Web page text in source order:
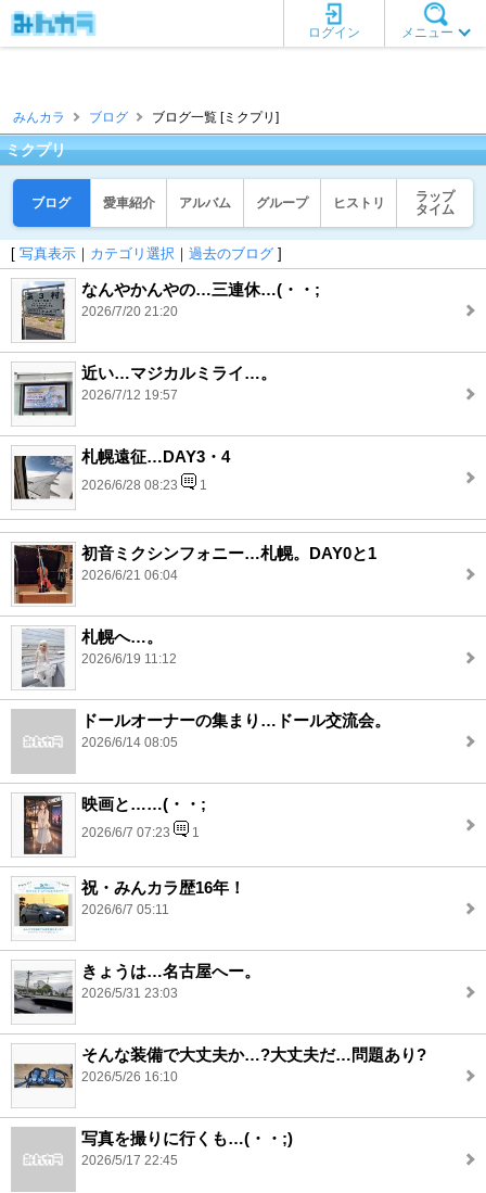
メニュー
ログイン
みんカラ ブログ ブログ一覧 [ミクプリ]
ミクプリ
ブログ 愛車紹介 アルバム グループ ヒストリ
ラップ
タイム
[ 写真表示 ｜ カテゴリ選択 ｜ 過去のブログ ]
なんやかんやの…三連休…(・・;
2026/7/20 21:20
近い…マジカルミライ…。
2026/7/12 19:57
札幌遠征…DAY3・4
2026/6/28 08:23 1
初音ミクシンフォニー…札幌。DAY0と1
2026/6/21 06:04
札幌へ…。
2026/6/19 11:12
ドールオーナーの集まり…ドール交流会。
2026/6/14 08:05
映画と……(・・;
2026/6/7 07:23 1
祝・みんカラ歴16年！
2026/6/7 05:11
きょうは…名古屋へー。
2026/5/31 23:03
そんな装備で大丈夫か…?大丈夫だ…問題あり?
2026/5/26 16:10
写真を撮りに行くも…(・・;)
2026/5/17 22:45